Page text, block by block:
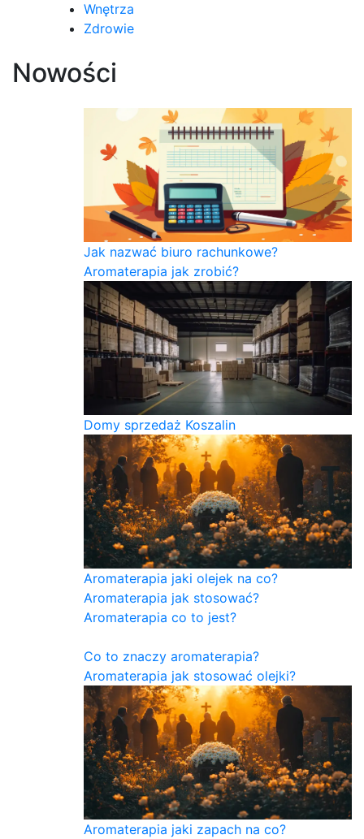
Wnętrza
Zdrowie
Nowości
Jak nazwać biuro rachunkowe?
Aromaterapia jak zrobić?
Domy sprzedaż Koszalin
Aromaterapia jaki olejek na co?
Aromaterapia jak stosować?
Aromaterapia co to jest?
Co to znaczy aromaterapia?
Aromaterapia jak stosować olejki?
Aromaterapia jaki zapach na co?